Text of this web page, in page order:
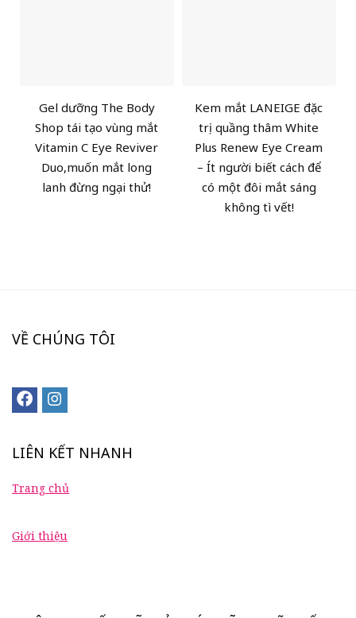
Gel dưỡng The Body
Shop tái tạo vùng mắt
Vitamin C Eye Reviver
Duo,muốn mắt long
lanh đừng ngại thử!
Kem mắt LANEIGE đặc
trị quầng thâm White
Plus Renew Eye Cream
– Ít người biết cách để
có một đôi mắt sáng
không tì vết!
VỀ CHÚNG TÔI
LIÊN KẾT NHANH
Trang chủ
Giới thiệu